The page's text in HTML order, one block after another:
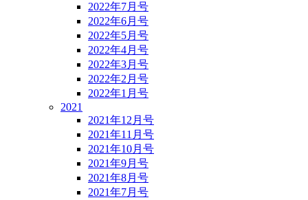
2022年7月号
2022年6月号
2022年5月号
2022年4月号
2022年3月号
2022年2月号
2022年1月号
2021
2021年12月号
2021年11月号
2021年10月号
2021年9月号
2021年8月号
2021年7月号